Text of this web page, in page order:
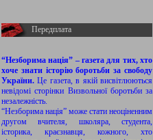
Передплата
“Незборима нація” – газета для тих, хто
хоче знати історію боротьби за свободу
України.Це газета, в якій висвітлюються
невідомі сторінки Визвольної боротьби за
незалежність.
“Незборима нація” може стати неоціненним
другом вчителя, школяра, студента,
історика, краєзнавця, кожного, хто